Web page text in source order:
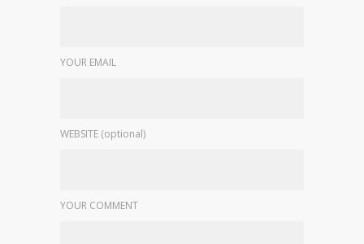
YOUR EMAIL
WEBSITE (optional)
YOUR COMMENT